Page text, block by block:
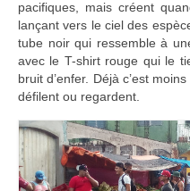
pacifiques, mais créent
lançant vers le ciel des
tube noir qui ressemble à
avec le T-shirt rouge qui le
bruit d’enfer. Déjà c’est
défilent ou regardent.